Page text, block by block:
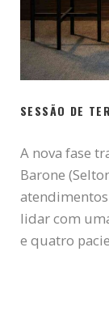
SESSÃO DE
A nova fase
Barone
lidar com
e quatro